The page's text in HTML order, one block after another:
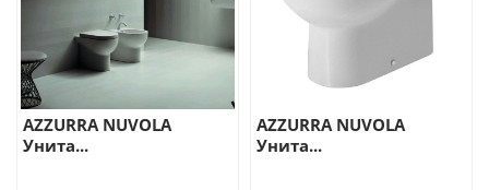
AZZURRA NUVOLA
Унита...
AZZURRA NUVOLA
Унита...